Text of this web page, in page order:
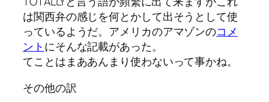
は関西弁の感じを何とかして出そうとして使
っているようだ。アメリカのアマゾンのコメ
ントにそんな記載があった。
てことはまああんまり使わないって事かね。
その他の訳